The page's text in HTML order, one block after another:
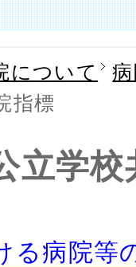
について
指標
立学
る病院等